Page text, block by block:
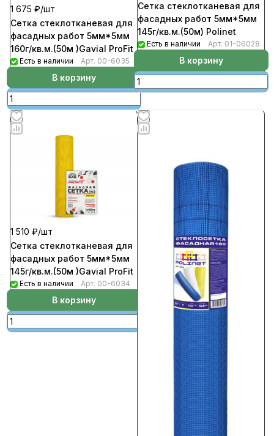
1 675 ₽/шт
Сетка стеклотканевая для
фасадных работ 5мм*5мм
160г/кв.м.(50м )Gavial ProFit
Есть в наличии Арт. 00-6035
В корзину
Сетка стеклотканевая для
фасадных работ 5мм*5мм
145г/кв.м.(50м) Polinet
Есть в наличии Арт. 01-06028
В корзину
1 510 ₽/шт
Сетка стеклотканевая для
фасадных работ 5мм*5мм
145г/кв.м.(50м )Gavial ProFit
Есть в наличии Арт. 00-6034
В корзину